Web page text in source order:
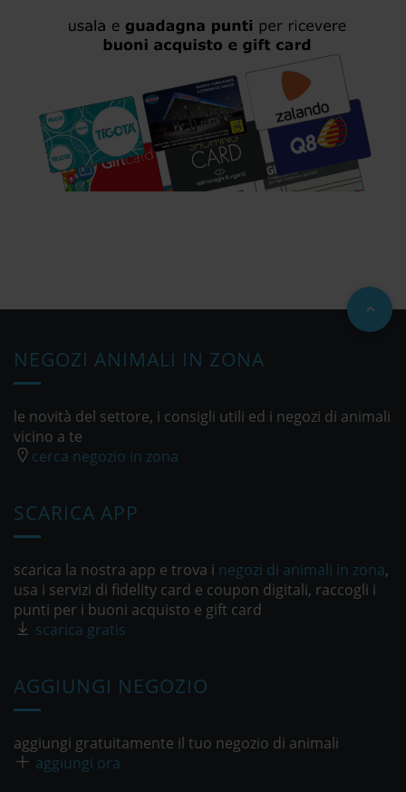
NEGOZI ANIMALI IN ZONA
le novità del settore, i consigli utili ed i negozi di animali
vicino a te
cerca negozio in zona
SCARICA APP
scarica la nostra app e trova i negozi di animali in zona,
usa i servizi di fidelity card e coupon digitali, raccogli i
punti per i buoni acquisto e gift card
scarica gratis
AGGIUNGI NEGOZIO
aggiungi gratuitamente il tuo negozio di animali
aggiungi ora